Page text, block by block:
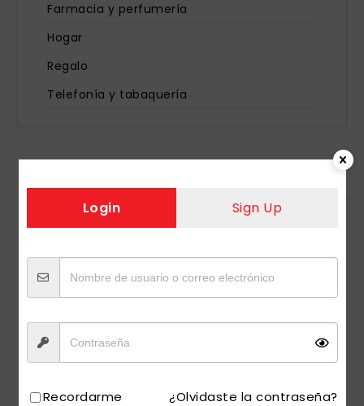
Farmacia y perfumería
Hogar
Regalo
Telefonía y tabaquería
Productos etiquetados “SAVILE RESTAURACION 730 ML
Login Sign Up
Recordarme ¿Olvidaste la contraseña?